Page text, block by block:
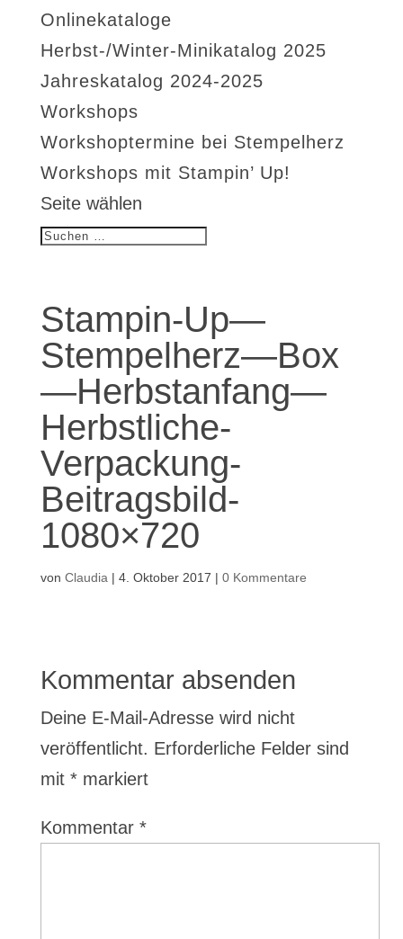
Onlinekataloge
Herbst-/Winter-Minikatalog 2025
Jahreskatalog 2024-2025
Workshops
Workshoptermine bei Stempelherz
Workshops mit Stampin’ Up!
Seite wählen
Stampin-Up—
Stempelherz—Box
—Herbstanfang—
Herbstliche-
Verpackung-
Beitragsbild-
1080×720
von Claudia | 4. Oktober 2017 | 0 Kommentare
Kommentar absenden
Deine E-Mail-Adresse wird nicht
veröffentlicht. Erforderliche Felder sind
mit *markiert
Kommentar *